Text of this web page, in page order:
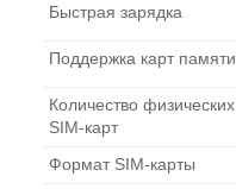
Быстрая зарядка
Поддержка карт памяти
Количество физических
SIM-карт
Формат SIM-карты